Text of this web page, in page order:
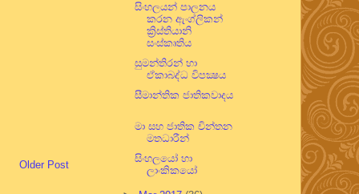
Older Post
සිංහලයන් පාලනය
කරන ඇංග්ලිකන්
ක්‍රිස්තියානි
සංස්කෘතිය
සුමන්තිරන් හා
ඒකාබද්ධ විපක්‍ෂය
සීමාන්තික ජාතිකවාදය
මා සහ ජාතික චින්තන
මතධාරීන්
සිංහලයෝ හා
ලාංකිකයෝ